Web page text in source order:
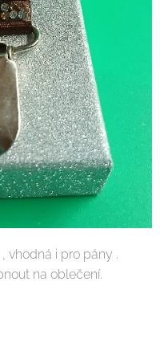
vhodná i pro pány .
na oblečení.